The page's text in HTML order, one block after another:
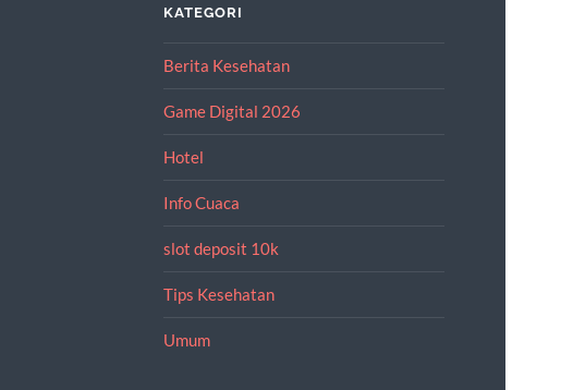
KATEGORI
Berita Kesehatan
Game Digital 2026
Hotel
Info Cuaca
slot deposit 10k
Tips Kesehatan
Umum